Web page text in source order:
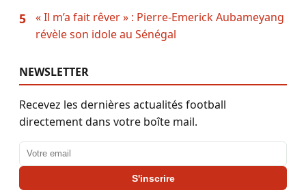
5
« Il m’a fait rêver » : Pierre-Emerick Aubameyang
révèle son idole au Sénégal
NEWSLETTER
Recevez les dernières actualités football
directement dans votre boîte mail.
Adresse email
S'inscrire